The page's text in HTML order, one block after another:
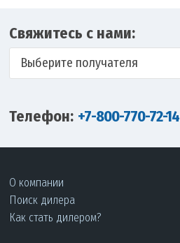
Свяжитесь с нами:
Выберите получателя
Телефон: +7-800-770-72-14
О компании
Поиск дилера
Как стать дилером?